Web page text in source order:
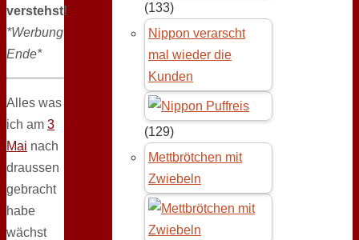
verstehst!
*Werbung
Ende*
Alles was
ich am 3
Mai nach
draussen
gebracht
habe
wächst
(133)
Nippon verarscht
mal wieder die
Kunden
(129)
Mettbrötchen mit
Zwiebeln